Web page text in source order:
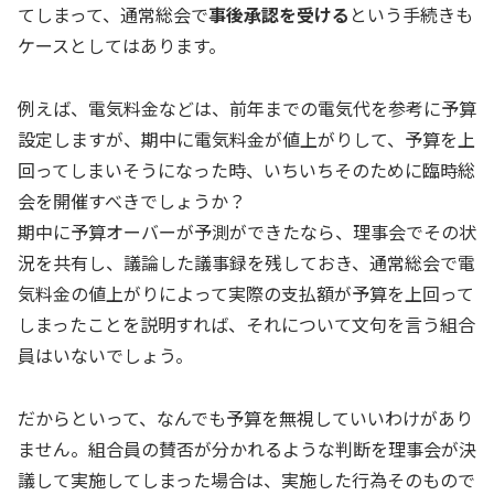
てしまって、通常総会で事後承認を受ける という手続きも
ケースとしてはあります。
例えば、電気料金などは、前年までの電気代を参考に予算
設定しますが、期中に電気料金が値上がりして、予算を上
回ってしまいそうになった時、いちいちそのために臨時総
会を開催すべきでしょうか？
期中に予算オーバーが予測ができたなら、理事会でその状
況を共有し、議論した議事録を残しておき、通常総会で電
気料金の値上がりによって実際の支払額が予算を上回って
しまったことを説明すれば、それについて文句を言う組合
員はいないでしょう。
だからといって、なんでも予算を無視していいわけがあり
ません。組合員の賛否が分かれるような判断を理事会が決
議して実施してしまった場合は、実施した行為そのもので